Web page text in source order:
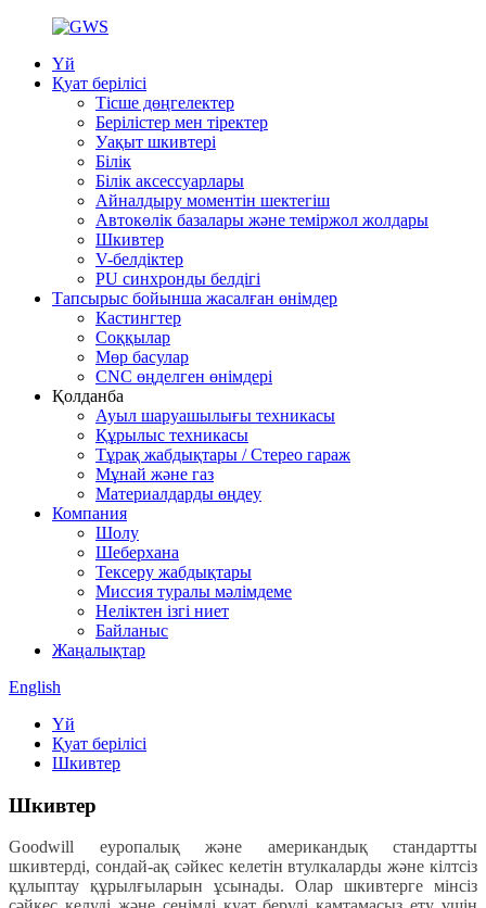
Үй
Қуат берілісі
Тісше дөңгелектер
Берілістер мен тіректер
Уақыт шкивтері
Білік
Білік аксессуарлары
Айналдыру моментін шектегіш
Автокөлік базалары және теміржол жолдары
Шкивтер
V-белдіктер
PU синхронды белдігі
Тапсырыс бойынша жасалған өнімдер
Кастингтер
Соққылар
Мөр басулар
CNC өңделген өнімдері
Қолданба
Ауыл шаруашылығы техникасы
Құрылыс техникасы
Тұрақ жабдықтары / Стерео гараж
Мұнай және газ
Материалдарды өңдеу
Компания
Шолу
Шеберхана
Тексеру жабдықтары
Миссия туралы мәлімдеме
Неліктен ізгі ниет
Байланыс
Жаңалықтар
English
Үй
Қуат берілісі
Шкивтер
Шкивтер
Goodwill еуропалық және американдық стандартты
шкивтерді, сондай-ақ сәйкес келетін втулкаларды және кілтсіз
құлыптау құрылғыларын ұсынады. Олар шкивтерге мінсіз